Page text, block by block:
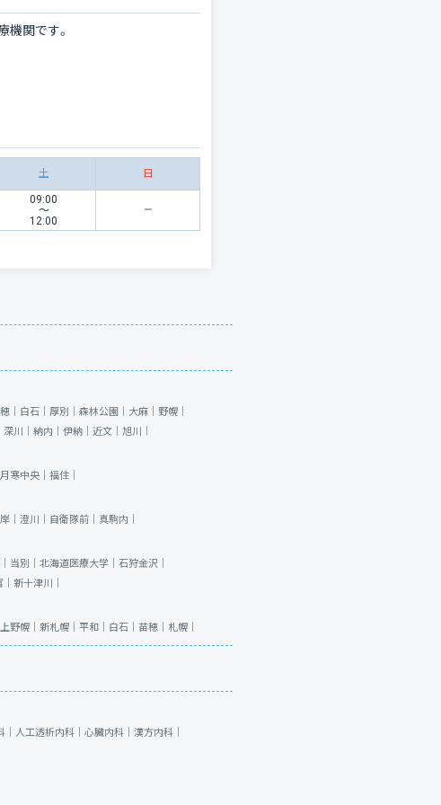
関です。
土 日
09:00
〜
12:00
｜ 白石｜ 厚別｜ 森林公園｜ 大麻｜ 野幌｜
深川｜ 納内｜ 伊納｜ 近文｜ 旭川｜
月寒中央｜ 福住｜
｜ 澄川｜ 自衛隊前｜ 真駒内｜
当別｜ 北海道医療大学｜ 石狩金沢｜
新十津川｜
上野幌｜ 新札幌｜ 平和｜ 白石｜ 苗穂｜ 札幌｜
人工透析内科｜ 心臓内科｜ 漢方内科｜